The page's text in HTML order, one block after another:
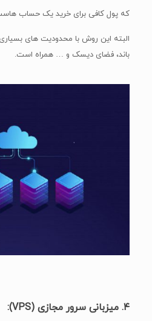
که پول کافی برای خرید یک حساب
البته این روش با محدودیت های بسیاری
باند، فضای دیسک و … همراه است.
۴. میزبانی سرور مجازی (VPS):